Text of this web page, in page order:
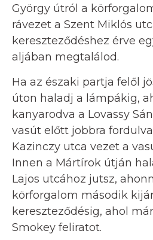
György útról a
rávezet a Szent Miklós
kereszteződéshez érve
aljában megtalálod.
Ha az északi partja felől
úton haladj a lámpákig,
kanyarodva a Lovassy
vasút előtt jobbra
Kazinczy utca vezet a
Innen a Mártírok útján
Lajos utcához jutsz,
körforgalom második
kereszteződésig, ahol
Smokey feliratot.